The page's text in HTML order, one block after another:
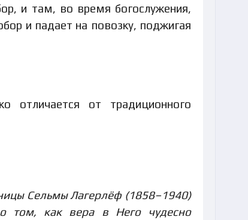
и там, во время богослужения,
и падает на повозку, поджигая
отличается от традиционного
Сельмы Лагерлёф (1858–1940)
том, как вера в Него чудесно